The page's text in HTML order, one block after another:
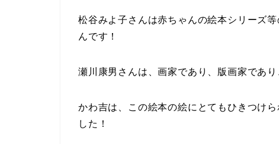
松谷みよ子さんは赤ちゃんの絵本シリーズ
んです！
瀬川康男さんは、画家であり、版画家であり
かわ吉は、この絵本の絵にとてもひきつけ
した！